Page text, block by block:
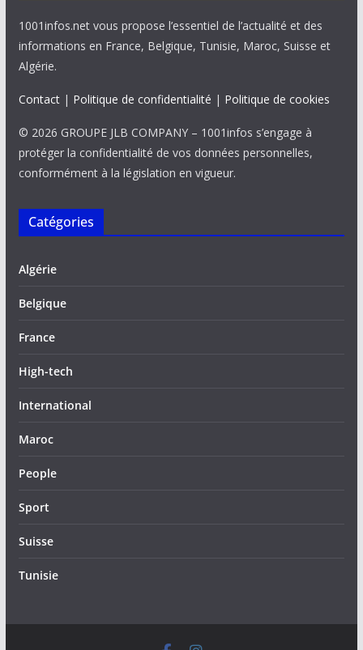
1001infos.net vous propose l’essentiel de l’actualité et des
informations en France, Belgique, Tunisie, Maroc, Suisse et
Algérie.
Contact| Politique de confidentialité | Politique de cookies
© 2026 GROUPE JLB COMPANY – 1001infos s’engage à
protéger la confidentialité de vos données personnelles,
conformément à la législation en vigueur.
Catégories
Algérie
Belgique
France
High-tech
International
Maroc
People
Sport
Suisse
Tunisie